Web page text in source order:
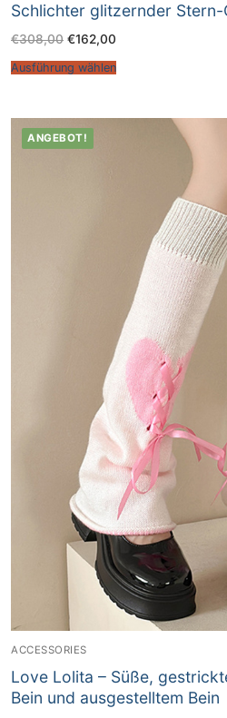
Schlichter glitzernder
€308,00 €162,00
Ausführung wählen
ANGEBOT!
ACCESSORIES
Love Lolita – Süße,
Bein und ausgestelltem Bein